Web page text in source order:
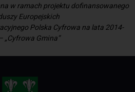
w ramach projektu dofinansowanego
Europejskich
Polska Cyfrowa na lata 2014-
„Cyfrowa Gmina”